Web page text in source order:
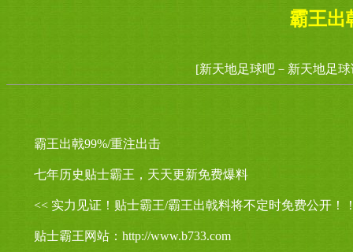
霸王出
[新天地足球吧－新天地足
霸王出戟99%/重注出击
七年历史贴士霸王，天天更新免费爆料
<< 实力见证！贴士霸王/霸王出戟料将不定时免费公开！
贴士霸王网站：http://www.b733.com